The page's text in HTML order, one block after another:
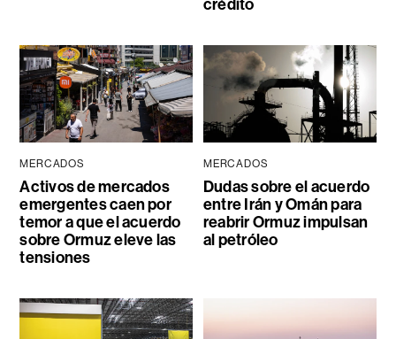
crédito
MERCADOS
Activos de mercados
emergentes caen por
temor a que el acuerdo
sobre Ormuz eleve las
tensiones
MERCADOS
Dudas sobre el acuerdo
entre Irán y Omán para
reabrir Ormuz impulsan
al petróleo